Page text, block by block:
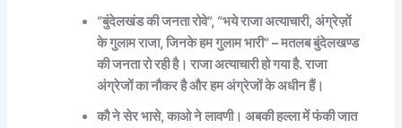
“बुंदेलखंड की जनता रोवे”, “भये राजा अत्याचारी, अंग्रेज़ों
के गुलाम राजा, जिनके हम गुलाम भारी” – मतलब बुंदेलखण्ड
की जनता रो रही है। राजा अत्याचारी हो गया है. राजा
अंग्रेजों का नौकर है और हम अंग्रेजों के अधीन हैं।
कौ ने सेर भासे, काओ ने लावणी। अबकी हल्ला में फंकी जात